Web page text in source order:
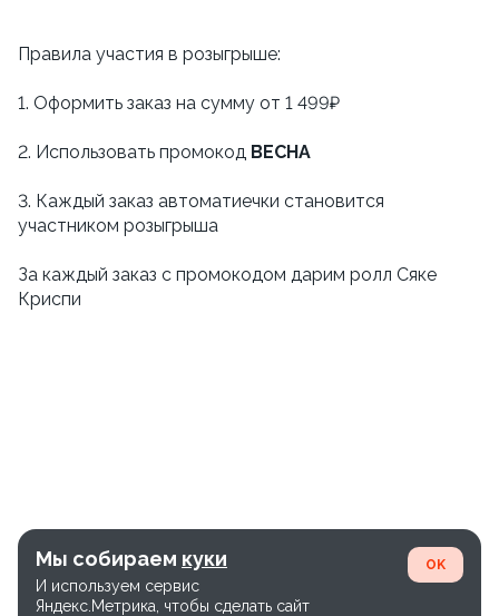
Правила участия в розыгрыше:
1. Оформить заказ на сумму от 1 499₽
2. Использовать промокод ВЕСНА
3. Каждый заказ автоматиечки становится
участником розыгрыша
За каждый заказ с промокодом дарим ролл Сяке
Криспи
Мы собираем куки
И используем сервис
Яндекс.Метрика, чтобы сделать сайт
OK